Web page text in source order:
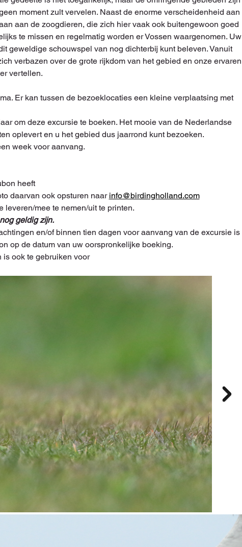
moment zult vervelen. Naast de enorme verscheidenheid aan
aan de zoogdieren, die zich hier vaak ook buitengewoon goed
te missen en regelmatig worden er Vossen waargenomen. Uw
geweldige schouwspel van nog dichterbij kunt beleven. Vanuit
verbazen over de grote rijkdom van het gebied en onze ervaren
vertellen.
Er kan tussen de bezoeklocaties een kleine verplaatsing met
om deze excursie te boeken. Het mooie van de Nederlandse
oplevert en u het gebied dus jaarrond kunt bezoeken.
week voor aanvang.
heeft
daarvan ook opsturen naar info@birdingholland.com
leveren/mee te nemen/uit te printen.
geldig zijn.
en/of binnen tien dagen voor aanvang van de excursie is
op de datum van uw oorspronkelijke boeking.
is ook te gebruiken voor